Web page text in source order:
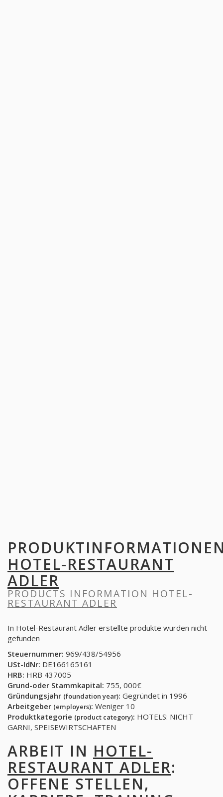
HOTEL-RESTAURANT
ADLER
PRODUCTS INFORMATION HOTEL-
RESTAURANT ADLER
In Hotel-Restaurant Adler erstellte produkte wurden nicht
gefunden
Steuernummer: 969/438/54956
USt-IdNr: DE166165161
HRB: HRB 437005
Grund-oder Stammkapital: 755, 000€
Gründungsjahr (foundation year): Gegründet in 1996
Arbeitgeber (employers): Weniger 10
Produktkategorie (product category): HOTELS: NICHT
GARNI, SPEISEWIRTSCHAFTEN
ARBEIT IN HOTEL-
RESTAURANT ADLER:
OFFENE STELLEN,